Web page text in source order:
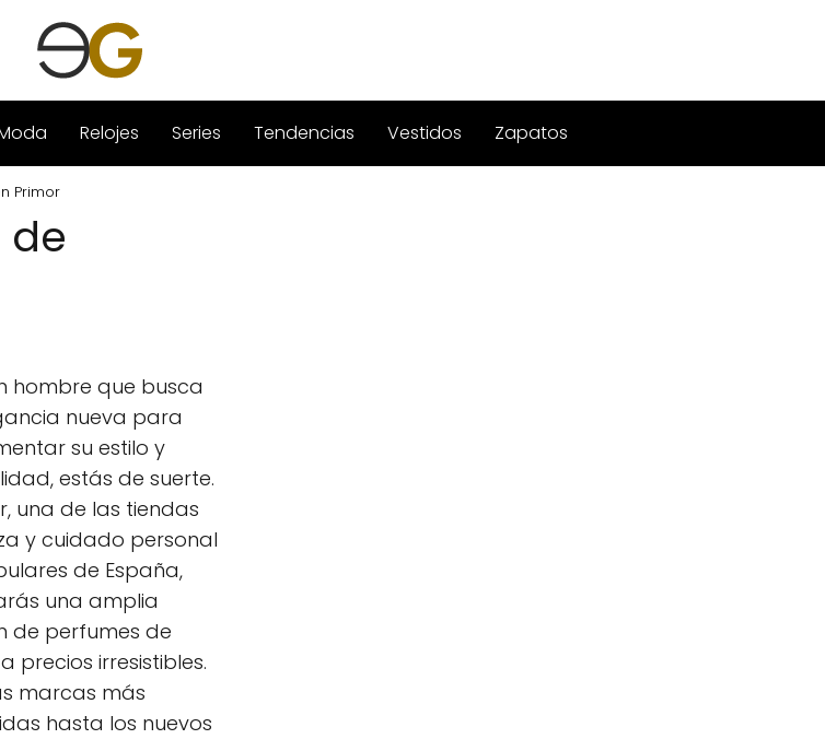
Relojes Series Tendencias Vestidos Zapatos
Primor
de
hombre que busca
nueva para
su estilo y
estás de suerte.
una de las tiendas
y cuidado personal
de España,
una amplia
de perfumes de
precios irresistibles.
marcas más
hasta los nuevos